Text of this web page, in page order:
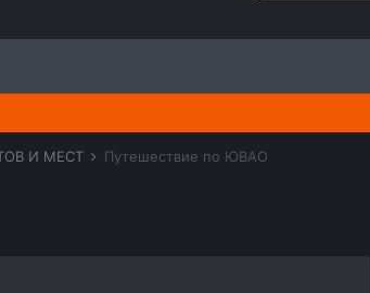
И МЕСТ Путешествие по ЮВАО